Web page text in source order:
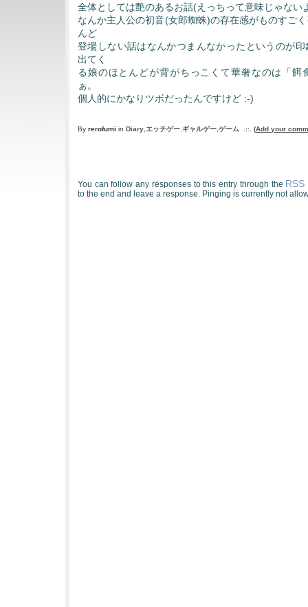
全体としては艶のあるお話(えっちって意味じゃない
なんか主人公の初音(女郎蜘蛛)の存在感がものすご
んど
登場しない話はなんかつまんなかったというのが
出てく
る娘のほとんどが背がちっこくて華奢なのは「餌
ぁ。
個人的にかなりツボだったんですけど :-)
By rerofumi in Diary エッチゲー ギャルゲー ゲーム .::. (Add your
You can follow any responses to this entry through the RSS
to the end and leave a response. Pinging is currently not